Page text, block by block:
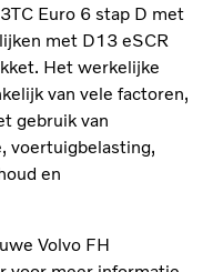
Euro 6 stap D met
met D13 eSCR
Het werkelijke
van vele factoren,
gebruik van
voertuigbelasting,
en
Volvo FH